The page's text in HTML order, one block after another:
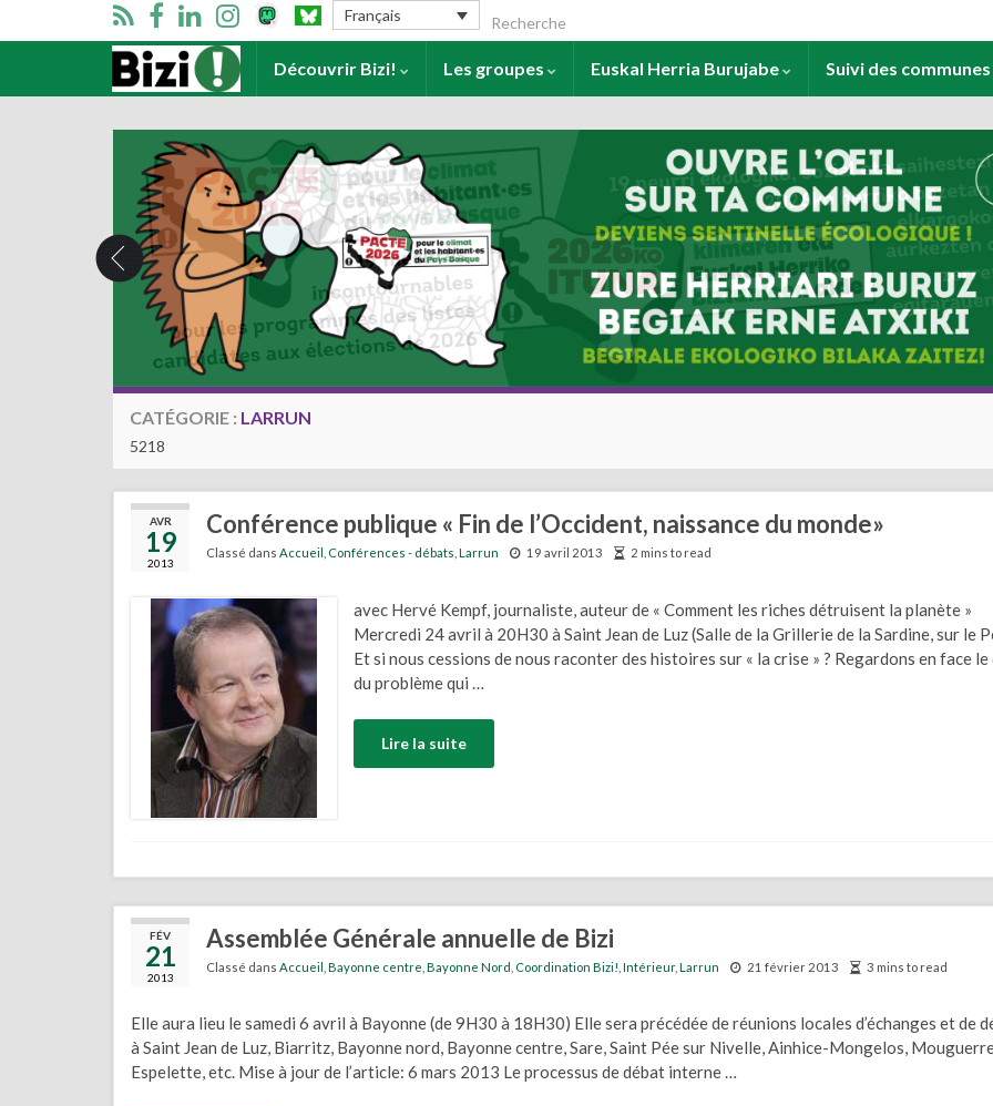
Français Search for:
Accueil Découvrir Bizi! Les groupes Euskal Herria Burujabe Suivi des communes
CATÉGORIE : LARRUN
5218
AVR
19
2013
Conférence publique « Fin de l’Occident, naissance du monde»
Classé dans Accueil Conférences - débats Larrun 19 avril 2013 2 mins to read
avec Hervé Kempf, journaliste, auteur de « Comment les riches détruisent la planète »
Mercredi 24 avril à 20H30 à Saint Jean de Luz (Salle de la Grillerie de la Sardine, sur le
Et si nous cessions de nous raconter des histoires sur « la crise » ? Regardons en face
du problème qui …
Lire la suite
FÉV
21
2013
Assemblée Générale annuelle de Bizi
Classé dans Accueil Bayonne centre Bayonne Nord Coordination Bizi! Intérieur, Larrun 21 février 2013 3 mins to read
Elle aura lieu le samedi 6 avril à Bayonne (de 9H30 à 18H30) Elle sera précédée de réunions locales d’échanges et de
à Saint Jean de Luz, Biarritz, Bayonne nord, Bayonne centre, Sare, Saint Pée sur Nivelle, Ainhice-Mongelos,
Espelette, etc. Mise à jour de l’article: 6 mars 2013 Le processus de débat interne …